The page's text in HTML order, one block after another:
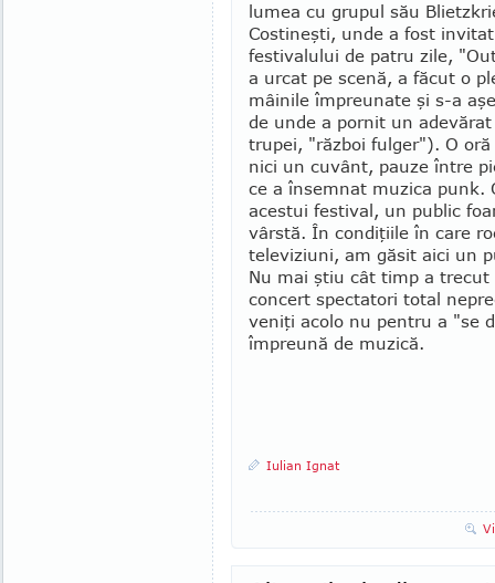
lumea cu grupul său
Costineşti, unde a fost
festivalului de patru zile,
a urcat pe scenă, a făcut o
mâinile împreunate şi s-a
de unde a pornit un
trupei, "război fulger"). O
nici un cuvânt, pauze între
ce a însemnat muzica punk.
acestui festival, un public
vârstă. În condiţiile în care
televiziuni, am găsit aici un
Nu mai ştiu cât timp a
concert spectatori total
veniţi acolo nu pentru a "se
împreună de muzică.
Iulian Ignat